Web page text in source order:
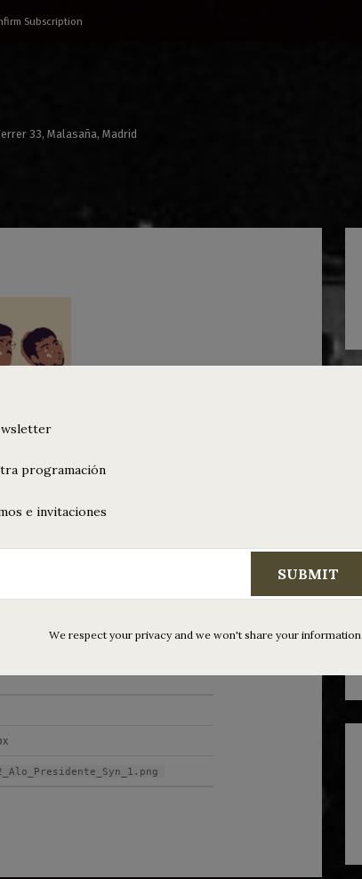
Subscription
33, Malasaña, Madrid
programación
e invitaciones
SUBMIT
We respect your privacy and we won't share your information